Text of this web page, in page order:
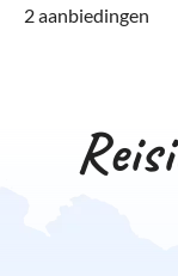
2 aanbiedingen